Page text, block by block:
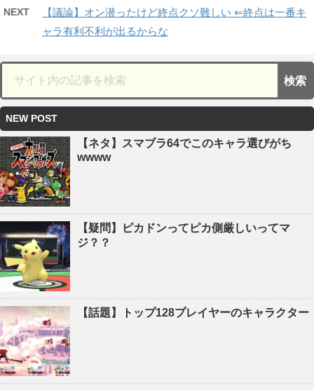
NEXT
【議論】オン潜ったけど終点クソ難しい ⇐終点は一番キ
ャラ有利不利が出るからな
NEW POST
【ネタ】スマブラ64でこのキャラ選びがち
wwww
【疑問】ピカドンってピカ側厳しいってマ
ジ？？
【話題】トップ128プレイヤーのキャラクター